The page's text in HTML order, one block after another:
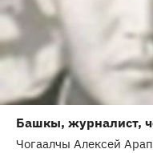
Башкы, журналист,
Чогаалчы Алексей